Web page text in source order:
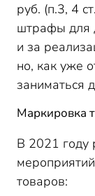
руб. (п.3, 4
штрафы для
и за
но, как уже
заниматься
Маркировка
В 2021 году
товаров: